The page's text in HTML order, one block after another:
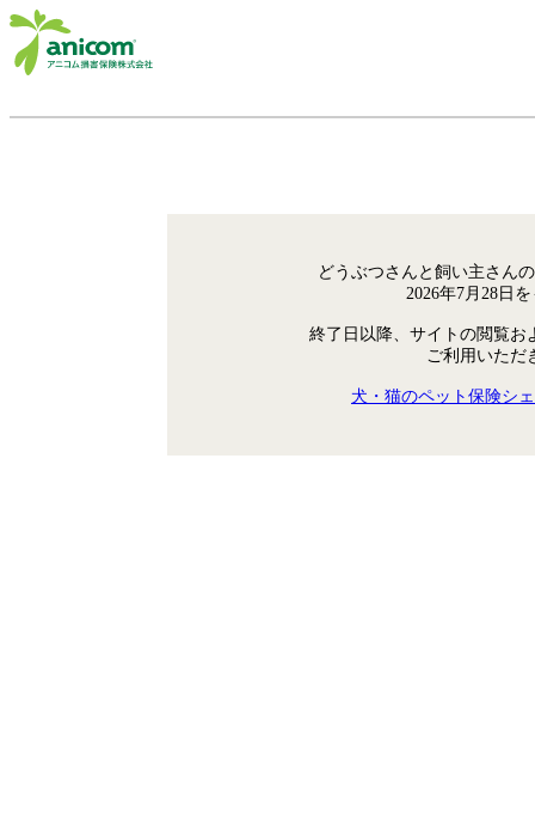
どうぶつさんと飼い主さん
2026年7月28日
終了日以降、サイトの閲覧お
ご利用いただ
犬・猫のペット保険シ